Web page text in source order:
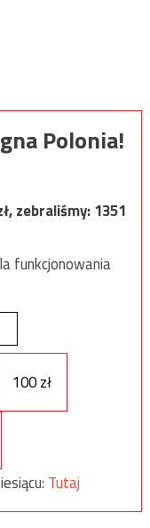
Polonia!
zebraliśmy:1351
funkcjonowania
100 zł
Tutaj